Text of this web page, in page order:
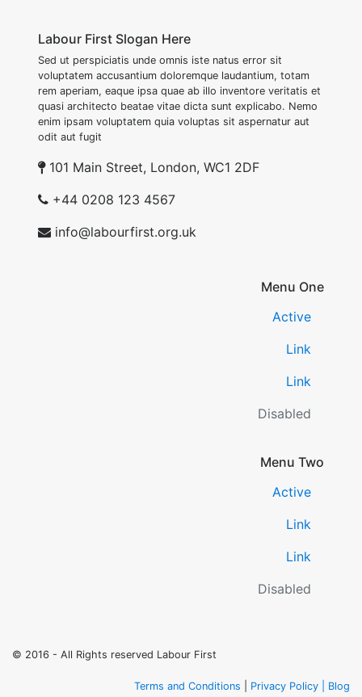
Labour First Slogan Here
Sed ut perspiciatis unde omnis iste natus error sit
voluptatem accusantium doloremque laudantium, totam
rem aperiam, eaque ipsa quae ab illo inventore veritatis et
quasi architecto beatae vitae dicta sunt explicabo. Nemo
enim ipsam voluptatem quia voluptas sit aspernatur aut
odit aut fugit
101 Main Street, London, WC1 2DF
+44 0208 123 4567
info@labourfirst.org.uk
Menu One
Active
Link
Link
Disabled
Menu Two
Active
Link
Link
Disabled
© 2016 - All Rights reserved Labour First
Terms and Conditions Privacy Policy | Blog